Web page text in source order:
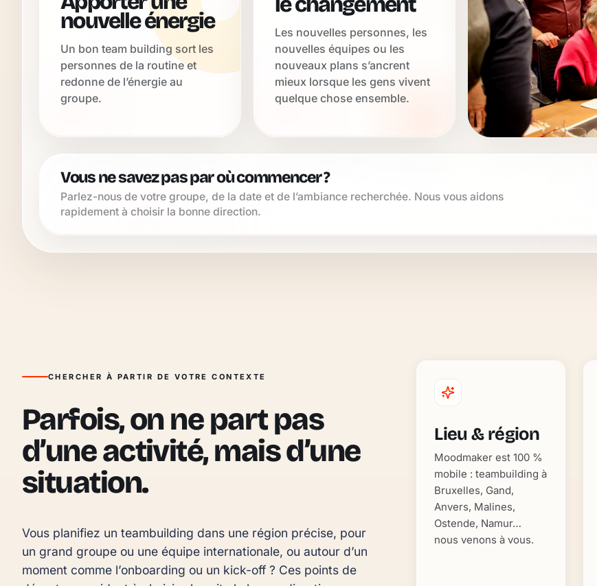
nouvelle énergie
Un bon team building sort les
personnes de la routine et
redonne de l’énergie au
groupe.
Les nouvelles personnes, les
nouvelles équipes ou les
nouveaux plans s’ancrent
mieux lorsque les gens vivent
quelque chose ensemble.
Vous ne savez pas par où commencer ?
Parlez-nous de votre groupe, de la date et de l’ambiance recherchée. Nous vous aidons
rapidement à choisir la bonne direction.
CHERCHER À PARTIR DE VOTRE CONTEXTE
Parfois, on ne part pas
d’une activité, mais d’une
situation.
Vous planifiez un teambuilding dans une région précise, pour
un grand groupe ou une équipe internationale, ou autour d’un
moment comme l’onboarding ou un kick-off ? Ces points de
Lieu & région
Moodmaker est 100 %
mobile : teambuilding à
Bruxelles, Gand,
Anvers, Malines,
Ostende, Namur…
nous venons à vous.